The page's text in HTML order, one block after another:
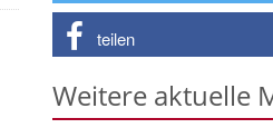
teilen
Weitere aktuelle